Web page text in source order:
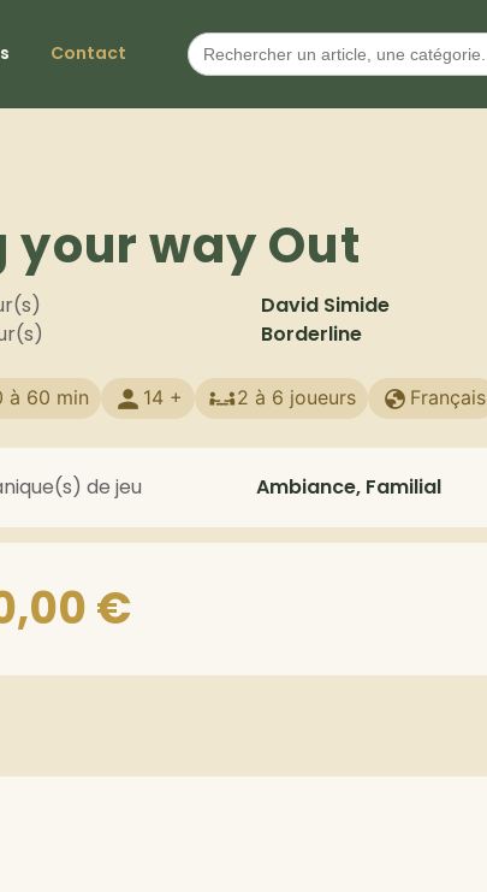
Contact
Search
for:
your way Out
David Simide
Borderline
à 60 min 14 + 2 à 6 joueurs Français
de jeu Ambiance, Familial
€